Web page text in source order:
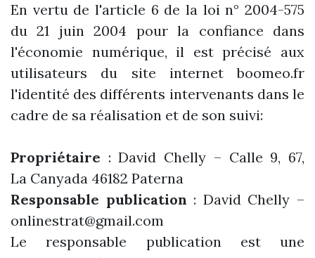
En vertu de l'article 6 de la loi n° 2004-575
du 21 juin 2004 pour la confiance dans
l'économie numérique, il est précisé aux
utilisateurs du site internet boomeo.fr
l'identité des différents intervenants dans le
cadre de sa réalisation et de son suivi:
Propriétaire : David Chelly – Calle 9, 67,
La Canyada 46182 Paterna
Responsable publication : David Chelly –
onlinestrat@gmail.com
Le responsable publication est une